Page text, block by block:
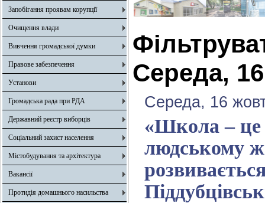
Запобігання проявам корупції
Очищення влади
Вивчення громадської думки
Правове забезпечення
Установи
Громадська рада при РДА
Державний реєстр виборців
Соціальний захист населення
Містобудування та архітектура
Вакансії
Протидія домашнього насильства
Середа,
Середа, 16
«Школа – це
людському